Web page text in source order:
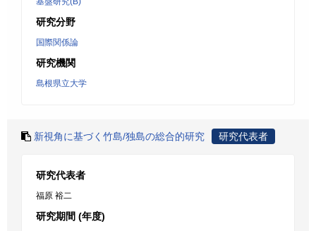
研究分野
国際関係論
研究機関
島根県立大学
新視角に基づく竹島/独島の総合的研究 研究代表者
研究代表者
福原 裕二
研究期間 (年度)